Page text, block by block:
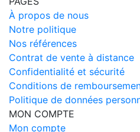
À propos de nous
Notre politique
Nos références
Contrat de vente à distance
Confidentialité et sécurité
Conditions de
Politique de données
MON COMPTE
Mon compte